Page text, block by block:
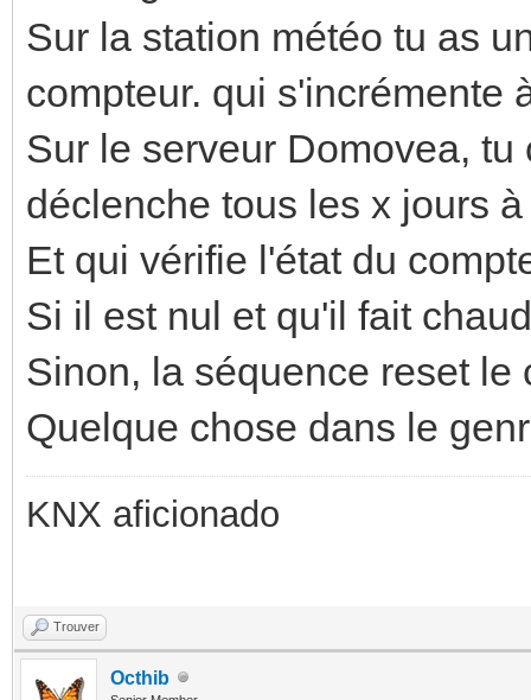
Sur la station météo tu as
compteur. qui s'incrémente
Sur le serveur Domovea,
déclenche tous les x jours
Et qui vérifie l'état du
Si il est nul et qu'il fait
Sinon, la séquence reset le
Quelque chose dans le
KNX aficionado
Trouver
Octhib